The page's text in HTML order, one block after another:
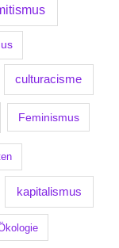
culturacisme
Feminismus
kapitalismus